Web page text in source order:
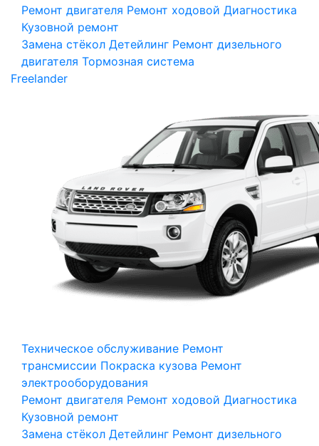
Ремонт двигателя Ремонт ходовой Диагностика
Кузовной ремонт
Замена стёкол Детейлинг Ремонт дизельного
двигателя Тормозная система
Freelander
Техническое обслуживание Ремонт
трансмиссии Покраска кузова Ремонт
электрооборудования
Ремонт двигателя Ремонт ходовой Диагностика
Кузовной ремонт
Замена стёкол Детейлинг Ремонт дизельного